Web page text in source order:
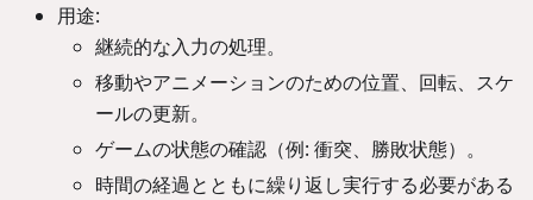
用途:
継続的な入力の処理。
移動やアニメーションのための位置、回転、スケ
ールの更新。
ゲームの状態の確認（例: 衝突、勝敗状態）。
時間の経過とともに繰り返し実行する必要がある